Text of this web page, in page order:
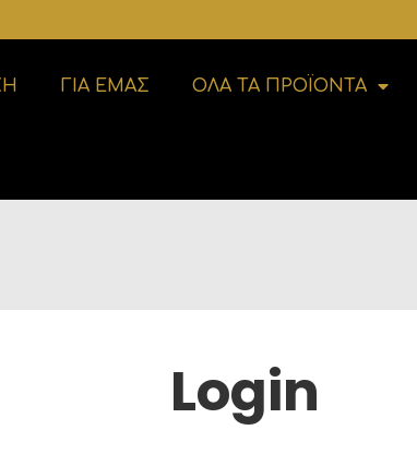
ΓΙΑ ΕΜΑΣ ΟΛΑ ΤΑ ΠΡΟΪΟΝΤΑ
Login